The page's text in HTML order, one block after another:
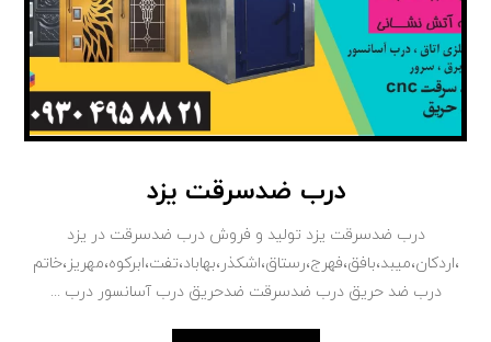
درب ضدسرقت یزد
درب ضدسرقت یزد تولید و فروش درب ضدسرقت در یزد
،اردکان،میبد،بافق،فهرج،رستاق،اشکذر،بهاباد،تفت،ابرکوه،مهریز،خاتم
درب ضد حریق درب ضدسرقت ضدحریق درب آسانسور درب ...